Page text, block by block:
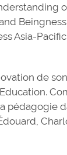
Asia-Pacific
de
pédagogie